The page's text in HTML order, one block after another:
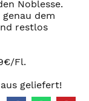
Noblesse.
dem
restlos
Fl.
geliefert!